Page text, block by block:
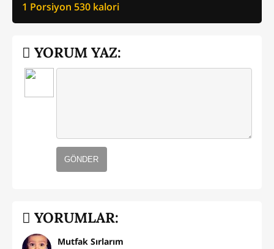
1 Porsiyon 530 kalori
YORUM YAZ:
GÖNDER
YORUMLAR:
Mutfak Sırlarım